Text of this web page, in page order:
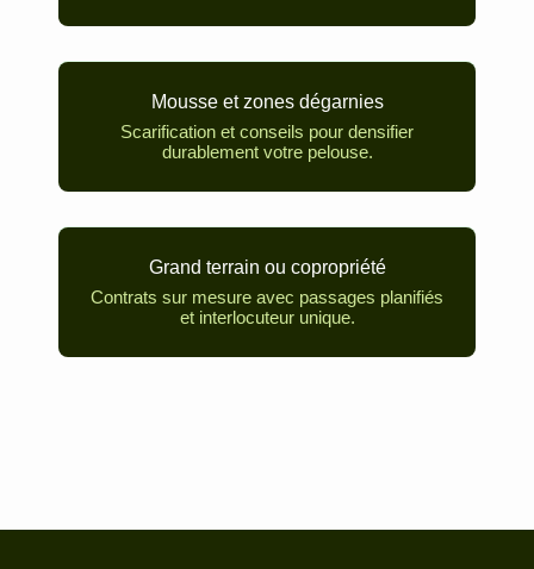
Mousse et zones dégarnies
Scarification et conseils pour densifier
durablement votre pelouse.
Grand terrain ou copropriété
Contrats sur mesure avec passages planifiés
et interlocuteur unique.